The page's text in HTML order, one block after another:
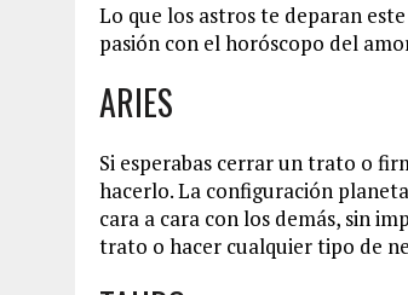
Lo que los astros te deparan
pasión con el horóscopo del
ARIES
Si esperabas cerrar un trato o
hacerlo. La configuración
cara a cara con los demás, sin
trato o hacer cualquier tipo de